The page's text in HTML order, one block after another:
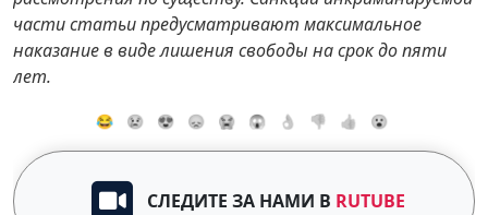
части статьи предусматривают максимальное
наказание в виде лишения свободы на срок до пяти
лет.
😂 😢 😍 😞 😭 😱 👌 👎 👍 😮
СЛЕДИТЕ ЗА НАМИ В RUTUBE